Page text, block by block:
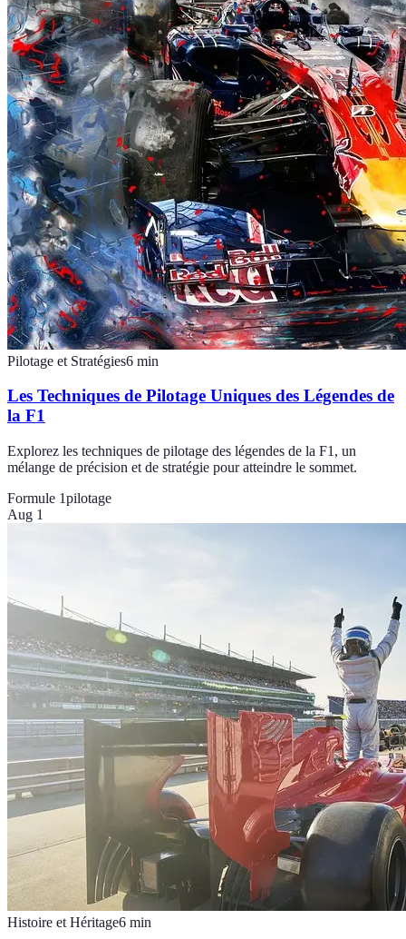
Pilotage et Stratégies6 min
Les Techniques de Pilotage Uniques des Légendes de
la F1
Explorez les techniques de pilotage des légendes de la F1, un
mélange de précision et de stratégie pour atteindre le sommet.
Formule 1pilotage
Aug 1
Histoire et Héritage6 min